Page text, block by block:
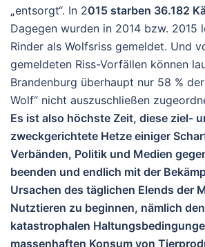
„entsorgt“. In 2015 starben 36.182
Dagegen wurden in 2014 bzw. 2015
Rinder als Wolfsriss gemeldet. Und
gemeldeten Riss-Vorfällen können
Brandenburg überhaupt nur 58 %
Wolf“ nicht auszuschließen
Es ist also höchste Zeit, diese ziel-
zweckgerichtete Hetze einiger
Verbänden, Politik und Medien
beenden und endlich mit der
Ursachen des täglichen Elends der
Nutztieren zu beginnen, nämlich
katastrophalen
massenhaften Konsum von